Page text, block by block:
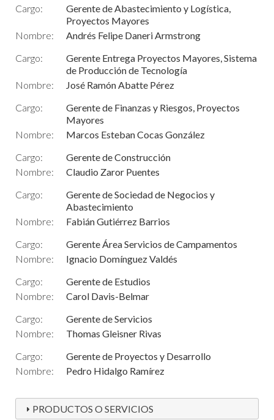
Cargo:
Gerente de Abastecimiento y Logística,
Proyectos Mayores
Nombre:
Andrés Felipe Daneri Armstrong
Cargo:
Gerente Entrega Proyectos Mayores, Sistema
de Producción de Tecnología
Nombre:
José Ramón Abatte Pérez
Cargo:
Gerente de Finanzas y Riesgos, Proyectos
Mayores
Nombre:
Marcos Esteban Cocas González
Cargo:
Gerente de Construcción
Nombre:
Claudio Zaror Puentes
Cargo:
Gerente de Sociedad de Negocios y
Abastecimiento
Nombre:
Fabián Gutiérrez Barrios
Cargo:
Gerente Área Servicios de Campamentos
Nombre:
Ignacio Domínguez Valdés
Cargo:
Gerente de Estudios
Nombre:
Carol Davis-Belmar
Cargo:
Gerente de Servicios
Nombre:
Thomas Gleisner Rivas
Cargo:
Gerente de Proyectos y Desarrollo
Nombre:
Pedro Hidalgo Ramírez
PRODUCTOS O SERVICIOS